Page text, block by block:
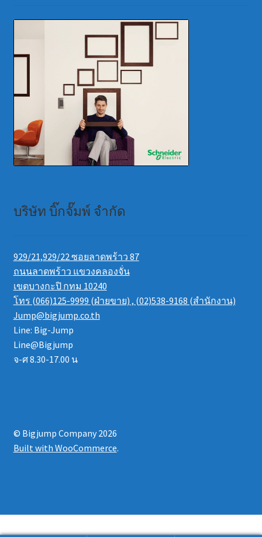
บริษัท บิ๊กจั๊มพ์ จำกัด
929/21,929/22 ซอยลาดพร้าว 87
ถนนลาดพร้าว แขวงคลองจั่น
เขตบางกะปิ กทม 10240
โทร (066)125-9999 (ฝ่ายขาย) , (02)538-9168 (สำนักงาน)
Jump@bigjump.co.th
Line: Big-Jump
Line@Bigjump
จ-ศ 8.30-17.00 น
© Bigjump Company 2026
Built with WooCommerce.